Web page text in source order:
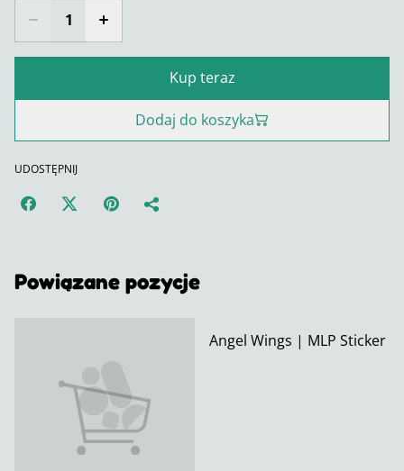
Kup teraz
Dodaj do koszyka
UDOSTĘPNIJ
Powiązane pozycje
Angel Wings | MLP Sticker